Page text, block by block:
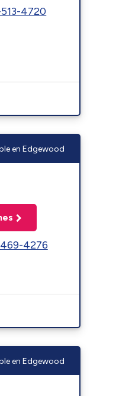
4720
en Edgewood
4276
en Edgewood